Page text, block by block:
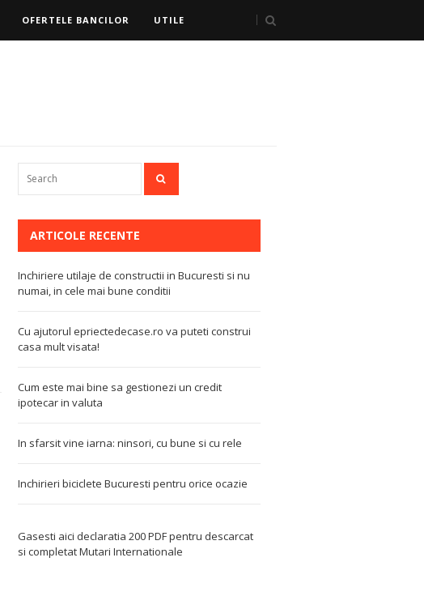
OFERTELE BANCILOR UTILE
ARTICOLE RECENTE
Inchiriere utilaje de constructii in Bucuresti si nu
numai, in cele mai bune conditii
Cu ajutorul epriectedecase.ro va puteti construi
casa mult visata!
Cum este mai bine sa gestionezi un credit
ipotecar in valuta
In sfarsit vine iarna: ninsori, cu bune si cu rele
Inchirieri biciclete Bucuresti pentru orice ocazie
Gasesti aici declaratia 200 PDFpentru descarcat
si completatMutari Internationale